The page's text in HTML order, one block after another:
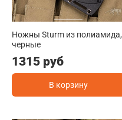
Ножны Sturm из полиамида,
черные
1315 руб
В корзину